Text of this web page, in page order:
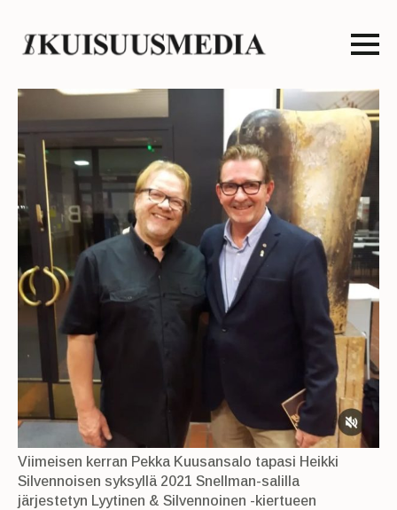
Viimeisen kerran Pekka Kuusansalo tapasi Heikki
Silvennoisen syksyllä 2021 Snellman-salilla
järjestetyn Lyytinen & Silvennoinen -kiertueen